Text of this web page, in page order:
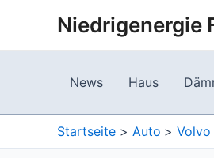
springen
Niedrigenergie
News Haus
Startseite Auto